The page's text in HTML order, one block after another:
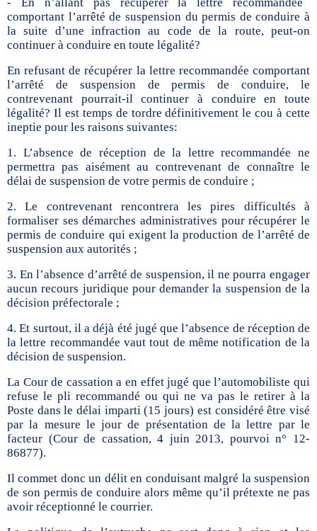
- En n’allant pas récupérer la lettre recommandée
comportant l’arrêté de suspension du permis de conduire à
la suite d’une infraction au code de la route, peut-on
continuer à conduire en toute légalité?
En refusant de récupérer la lettre recommandée comportant
l’arrêté de suspension de permis de conduire, le
contrevenant pourrait-il continuer à conduire en toute
légalité? Il est temps de tordre définitivement le cou à cette
ineptie pour les raisons suivantes:
1. L’absence de réception de la lettre recommandée ne
permettra pas aisément au contrevenant de connaître le
délai de suspension de votre permis de conduire ;
2. Le contrevenant rencontrera les pires difficultés à
formaliser ses démarches administratives pour récupérer le
permis de conduire qui exigent la production de l’arrêté de
suspension aux autorités ;
3. En l’absence d’arrêté de suspension, il ne pourra engager
aucun recours juridique pour demander la suspension de la
décision préfectorale ;
4. Et surtout, il a déjà été jugé que l’absence de réception de
la lettre recommandée vaut tout de même notification de la
décision de suspension.
La Cour de cassation a en effet jugé que l’automobiliste qui
refuse le pli recommandé ou qui ne va pas le retirer à la
Poste dans le délai imparti (15 jours) est considéré être visé
par la mesure le jour de présentation de la lettre par le
facteur (Cour de cassation, 4 juin 2013, pourvoi n° 12-
86877).
Il commet donc un délit en conduisant malgré la suspension
de son permis de conduire alors même qu’il prétexte ne pas
avoir réceptionné le courrier.